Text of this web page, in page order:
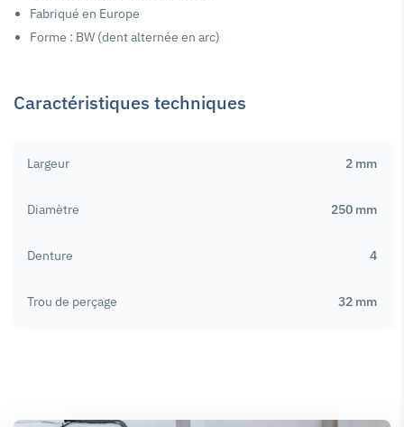
Fabriqué en Europe
Forme : BW (dent alternée en arc)
Caractéristiques techniques
Largeur 2 mm
Diamètre 250 mm
Denture 4
Trou de perçage 32 mm